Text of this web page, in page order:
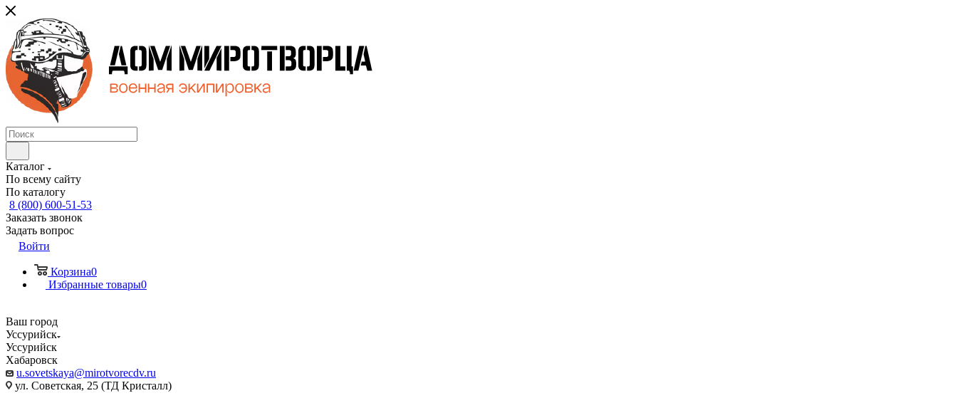
Каталог
По всему сайту
По каталогу
8 (800) 600-51-53
Заказать звонок
Задать вопрос
Войти
Корзина0
Избранные товары0
Ваш город
Уссурийск
Уссурийск
Хабаровск
u.sovetskaya@mirotvorecdv.ru
ул. Советская, 25 (ТД Кристалл)